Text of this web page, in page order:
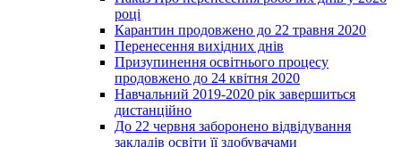
році
Карантин продовжено до 22 травня 2020
Перенесення вихідних днів
Призупинення освітнього процесу
продовжено до 24 квітня 2020
Навчальний 2019-2020 рік завершиться
дистанційно
До 22 червня заборонено відвідування
закладів освіти її здобувачами